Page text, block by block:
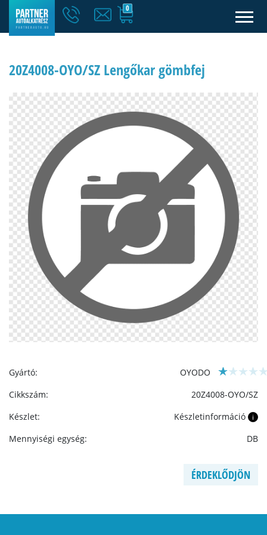
0
20Z4008-OYO/SZ Lengőkar gömbfej
Gyártó:
OYODO
Cikkszám:
20Z4008-OYO/SZ
Készlet:
Készletinformáció i
Mennyiségi egység: DB
ÉRDEKLŐDJÖN